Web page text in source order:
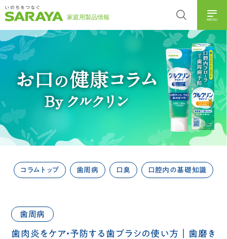
MENU
コラムトップ 歯周病 口臭 口腔内の基礎知識
歯肉炎をケア・予防する歯ブラシの使い方｜歯磨き